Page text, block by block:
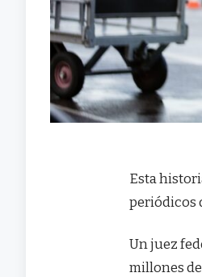
Esta
periódicos
Un juez
millones